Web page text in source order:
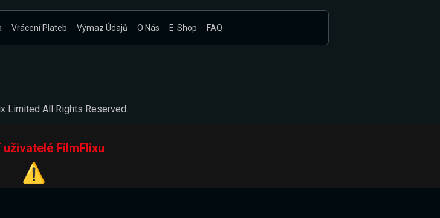
Vrácení Plateb Výmaz Údajů O Nás E-Shop FAQ
Limited All Rights Reserved.
uživatelé FilmFlixu
⚠️